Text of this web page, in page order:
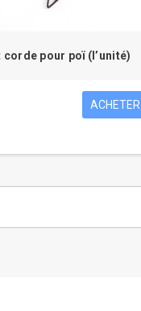
corde pour poï (l’unité)
ACHETER